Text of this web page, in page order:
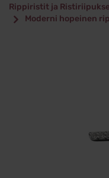
Rippiristit ja
Moderni hopeinen